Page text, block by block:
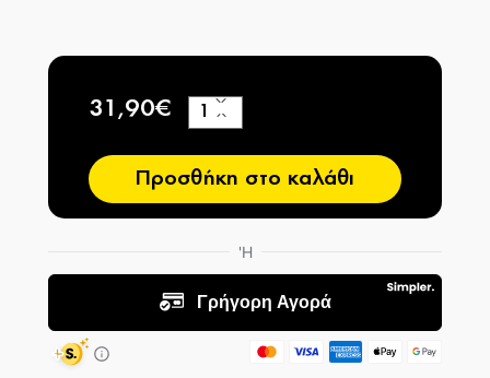
31,90€
−
+
Προσθήκη στο καλάθι